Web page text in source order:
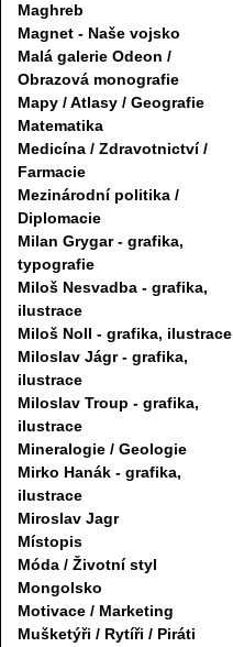
Maghreb
Magnet - Naše vojsko
Malá galerie Odeon /
Obrazová monografie
Mapy / Atlasy / Geografie
Matematika
Medicína / Zdravotnictví /
Farmacie
Mezinárodní politika /
Diplomacie
Milan Grygar - grafika,
typografie
Miloš Nesvadba - grafika,
ilustrace
Miloš Noll - grafika, ilustrace
Miloslav Jágr - grafika,
ilustrace
Miloslav Troup - grafika,
ilustrace
Mineralogie / Geologie
Mirko Hanák - grafika,
ilustrace
Miroslav Jagr
Místopis
Móda / Životní styl
Mongolsko
Motivace / Marketing
Mušketýři / Rytíři / Piráti